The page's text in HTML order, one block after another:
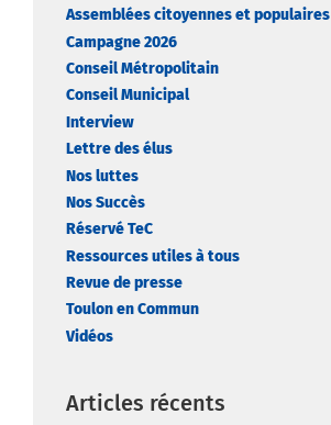
Assemblées citoyennes et populaires
Campagne 2026
Conseil Métropolitain
Conseil Municipal
Interview
Lettre des élus
Nos luttes
Nos Succès
Réservé TeC
Ressources utiles à tous
Revue de presse
Toulon en Commun
Vidéos
Articles récents